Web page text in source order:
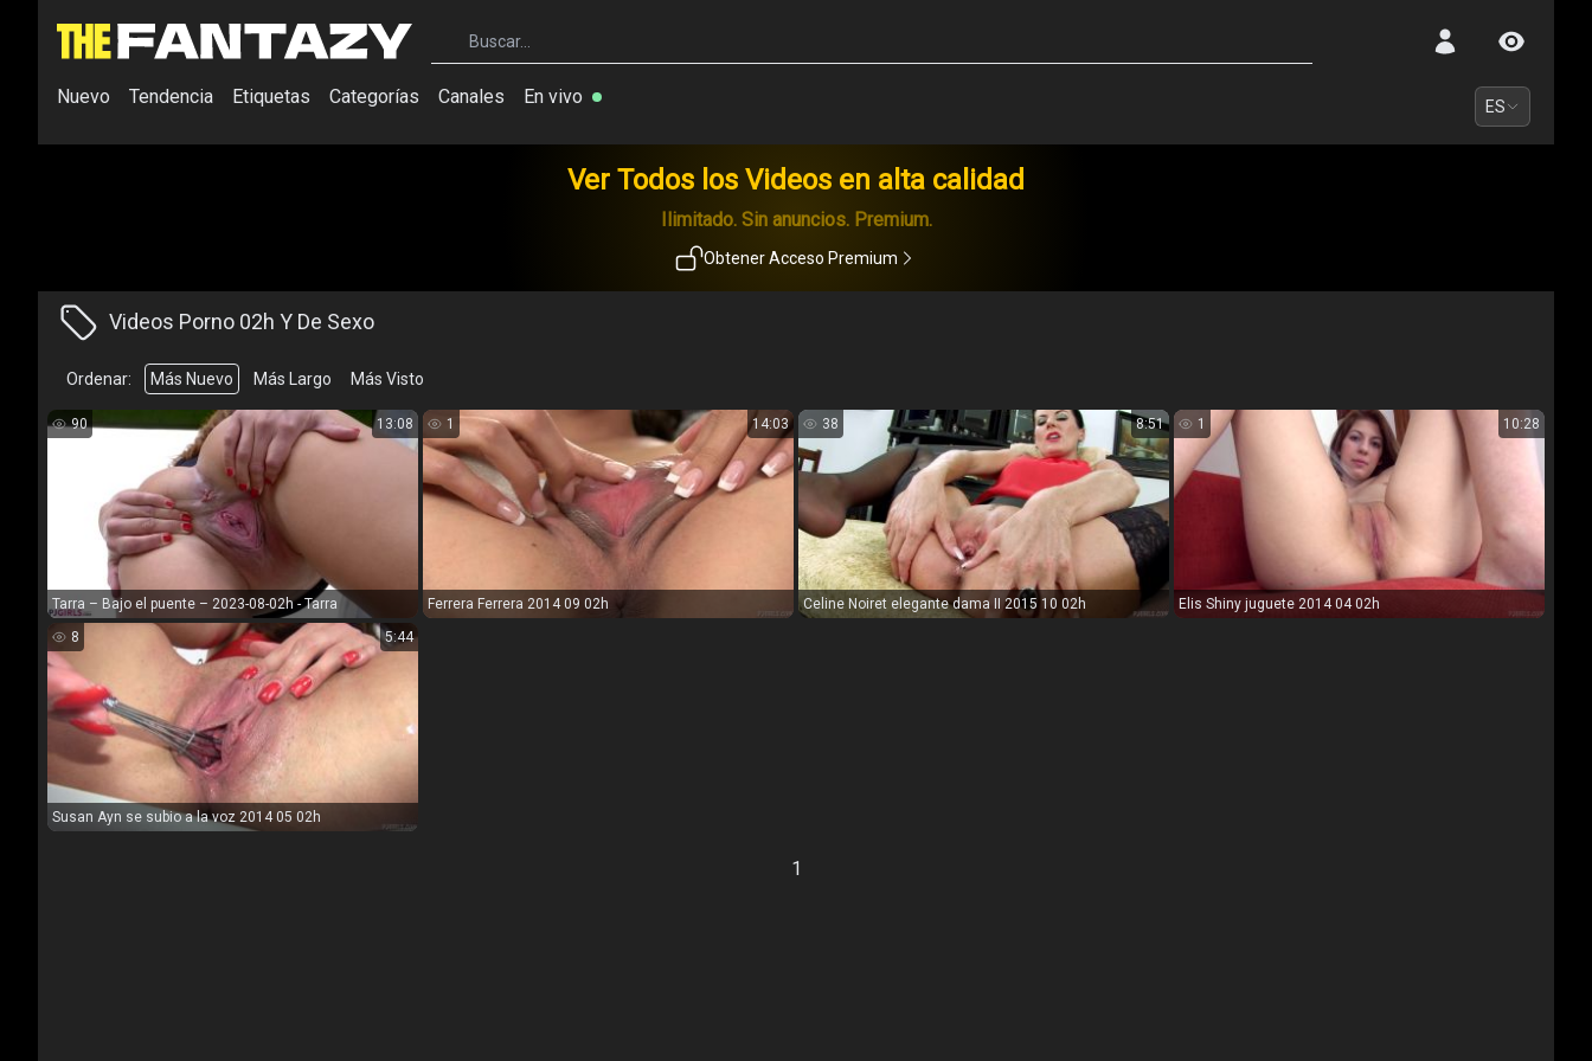
Nuevo Tendencia Etiquetas Categorías Canales En vivo ES
Ver Todos los Videos en alta calidad
Ilimitado. Sin anuncios. Premium.
Obtener Acceso Premium
Videos Porno 02h Y De Sexo
Ordenar: Más Nuevo Más Largo Más Visto
13:08
90
Tarra – Bajo el puente – 2023-08-02h - Tarra
14:03
1
Ferrera Ferrera 2014 09 02h
8:51
38
Celine Noiret elegante dama II 2015 10 02h
10:28
1
Elis Shiny juguete 2014 04 02h
5:44
8
Susan Ayn se subio a la voz 2014 05 02h
1